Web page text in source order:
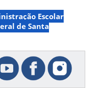
Escolar
de Santa